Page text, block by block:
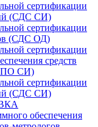
сертификации
(СДС СИ)
сертификации
(СДС ОД)
сертификации
средств
ПО СИ)
сертификации
(СДС СИ)
обеспечения